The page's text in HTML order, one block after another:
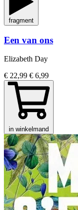
fragment
Een van ons
Elizabeth Day
€ 22,99 € 6,99
in winkelmand